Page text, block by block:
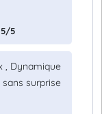
5/5
, Dynamique
sans surprise